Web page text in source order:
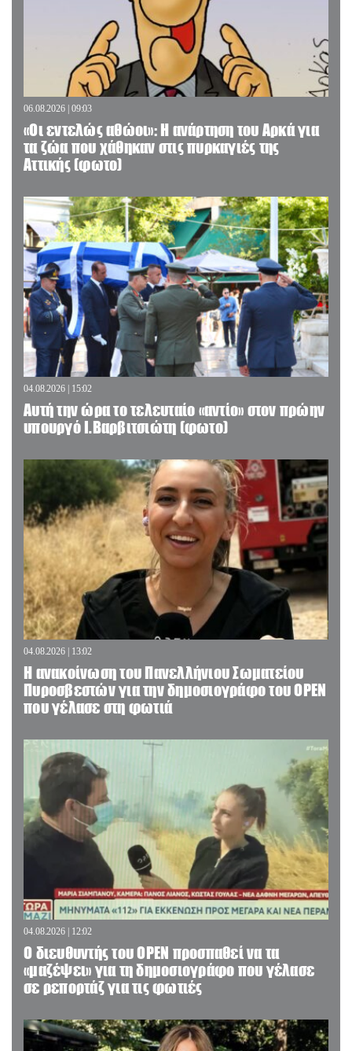
06.08.2026 | 09:03
«Οι εντελώς αθώοι»: Η ανάρτηση του Αρκά για
τα ζώα που χάθηκαν στις πυρκαγιές της
Αττικής (φωτο)
04.08.2026 | 15:02
Αυτή την ώρα το τελευταίο «αντίο» στον πρώην
υπουργό Ι.Βαρβιτσιώτη (φωτο)
04.08.2026 | 13:02
Η ανακοίνωση του Πανελλήνιου Σωματείου
Πυροσβεστών για την δημοσιογράφο του OPEN
που γέλασε στη φωτιά
04.08.2026 | 12:02
O διευθυντής του OPEN προσπαθεί να τα
«μαζέψει» για τη δημοσιογράφο που γέλασε
σε ρεπορτάζ για τις φωτιές